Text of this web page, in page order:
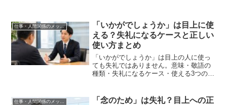
仕事・人間関係のメッセージ
「いかがでしょうか」は目上に使
える？失礼になるケースと正しい
使い方まとめ
「いかがでしょうか」は目上の人に使っ
ても失礼ではありません。意味・敬語の
種類・失礼になるケース・使える3つの場
仕事・人間関係のメッセージ
「念のため」は失礼？目上への正